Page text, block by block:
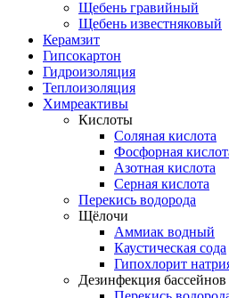
Щебень гравийный
Щебень известняковый
Керамзит
Гипсокартон
Гидроизоляция
Теплоизоляция
Химреактивы
Кислоты
Соляная кислота
Фосфорная
Азотная кислота
Серная кислота
Перекись водорода
Щёлочи
Аммиак водный
Каустическая сода
Гипохлорит
Дезинфекция бассейнов